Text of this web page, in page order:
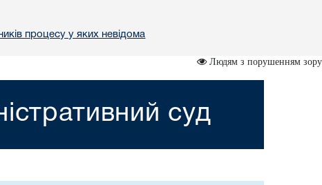
процесу у яких невідома
Людям з порушенням зору
суд